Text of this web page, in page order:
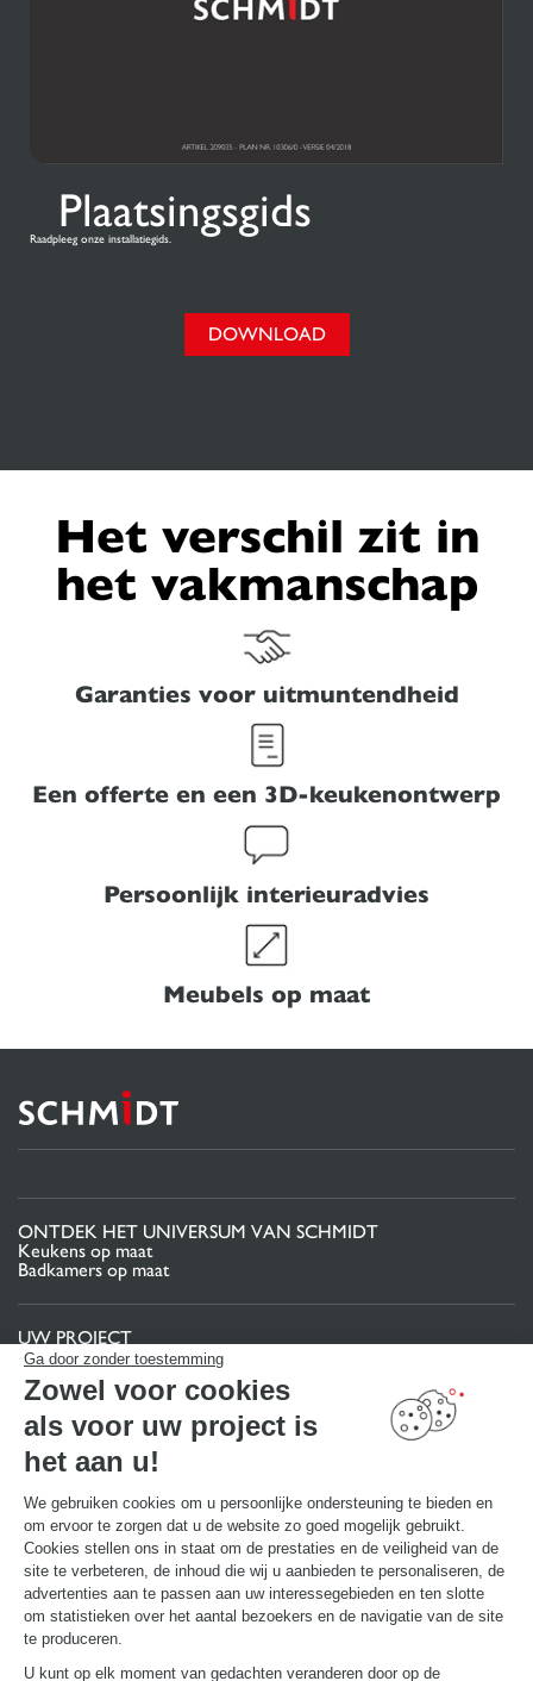
Ga door zonder toestemming
Zowel voor cookies
als voor uw project is
het aan u!
We gebruiken cookies om u persoonlijke ondersteuning te bieden en
om ervoor te zorgen dat u de website zo goed mogelijk gebruikt.
Cookies stellen ons in staat om de prestaties en de veiligheid van de
site te verbeteren, de inhoud die wij u aanbieden te personaliseren, de
advertenties aan te passen aan uw interessegebieden en ten slotte
om statistieken over het aantal bezoekers en de navigatie van de site
te produceren.
U kunt op elk moment van gedachten veranderen door op de
Plaatsingsgids
Raadpleeg onze installatiegids.
DOWNLOAD
Het verschil zit in
het vakmanschap
Garanties voor uitmuntendheid
Een offerte en een 3D-keukenontwerp
Persoonlijk interieuradvies
Meubels op maat
ONTDEK HET UNIVERSUM VAN SCHMIDT
Keukens op maat
Badkamers op maat
UW PROJECT
Projectgebied
Uw 3D-keukenconfigurator
Contact
Vind uw Winkel
MAAK EEN AFSPRAAK
NUTTIGE LINKS
Gids en vergelijking
Download onze catalogus
OVER